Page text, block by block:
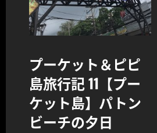
プーケット＆ピピ
島旅行記 11【プー
ケット島】パトン
ビーチの夕日